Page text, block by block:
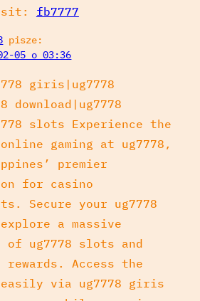
fb7777
pisze:
05 o 03:36
giris|ug7778
download|ug7778
slots Experience the
gaming at ug7778,
premier
for casino
Secure your ug7778
a massive
of ug7778 slots and
rewards. Access the
via ug7778 giris